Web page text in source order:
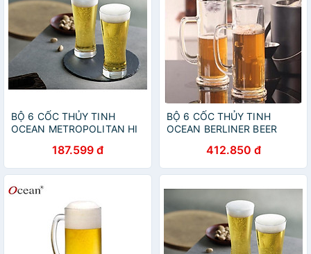
BỘ 6 CỐC THỦY TINH
OCEAN METROPOLITAN HI
187.599 đ
BỘ 6 CỐC THỦY TINH
OCEAN BERLINER BEER
412.850 đ